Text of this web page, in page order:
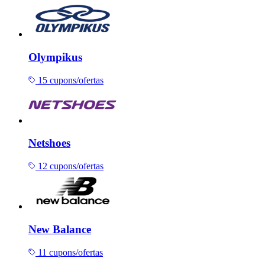
Olympikus
15 cupons/ofertas
Netshoes
12 cupons/ofertas
New Balance
11 cupons/ofertas